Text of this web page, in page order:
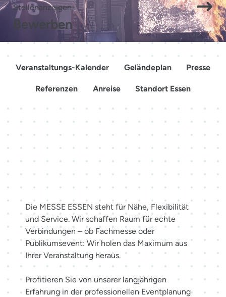
Stellenanzeigen
Bewerben
Veranstaltungs-Kalender Geländeplan Presse
Referenzen Anreise Standort Essen
Mehr als Räume. Erlebnisse
schaffen.
Die MESSE ESSEN steht für Nähe, Flexibilität
und Service. Wir schaffen Raum für echte
Verbindungen – ob Fachmesse oder
Publikumsevent: Wir holen das Maximum aus
Ihrer Veranstaltung heraus.
Profitieren Sie von unserer langjährigen
Erfahrung in der professionellen Eventplanung